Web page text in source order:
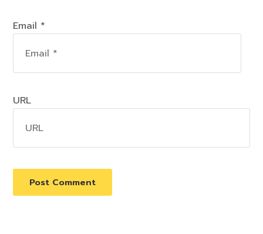
Email *
URL